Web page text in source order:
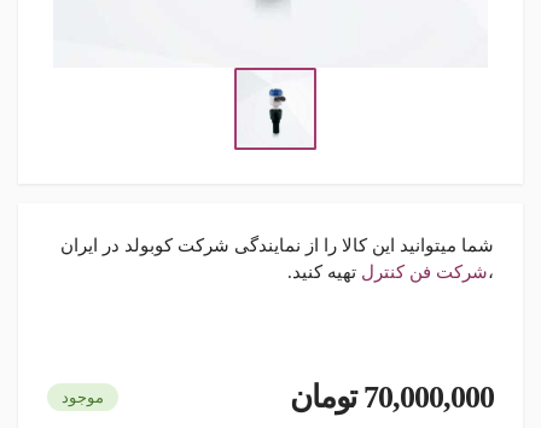
شما میتوانید این کالا را از نمایندگی شرکت کوبولد در ایران
،شرکت فن کنترل تهیه کنید.
70,000,000 تومان موجود